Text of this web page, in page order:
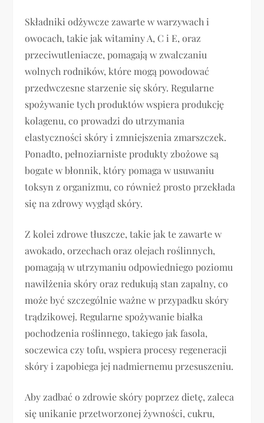
Składniki odżywcze zawarte w warzywach i
owocach, takie jak witaminy A, C i E, oraz
przeciwutleniacze, pomagają w zwalczaniu
wolnych rodników, które mogą powodować
przedwczesne starzenie się skóry. Regularne
spożywanie tych produktów wspiera produkcję
kolagenu, co prowadzi do utrzymania
elastyczności skóry i zmniejszenia zmarszczek.
Ponadto, pełnoziarniste produkty zbożowe są
bogate w błonnik, który pomaga w usuwaniu
toksyn z organizmu, co również prosto przekłada
się na zdrowy wygląd skóry.
Z kolei zdrowe tłuszcze, takie jak te zawarte w
awokado, orzechach oraz olejach roślinnych,
pomagają w utrzymaniu odpowiedniego poziomu
nawilżenia skóry oraz redukują stan zapalny, co
może być szczególnie ważne w przypadku skóry
trądzikowej. Regularne spożywanie białka
pochodzenia roślinnego, takiego jak fasola,
soczewica czy tofu, wspiera procesy regeneracji
skóry i zapobiega jej nadmiernemu przesuszeniu.
Aby zadbać o zdrowie skóry poprzez dietę, zaleca
się unikanie przetworzonej żywności, cukru,